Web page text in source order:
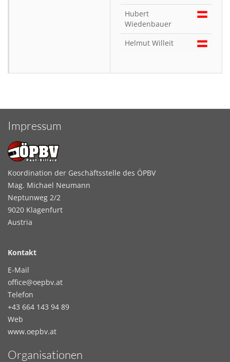
Hubert
Wiedenbauer
Helmut Willeit
Impressum
Koordination der Geschäftsstelle des ÖPBV
Mag. Michael Neumann
Neptunweg 2/2
9020 Klagenfurt
Austria
Kontakt
E-Mail
office@oepbv.at
Telefon
+43 664 143 94 89
Web
www.oepbv.at
Organisationen